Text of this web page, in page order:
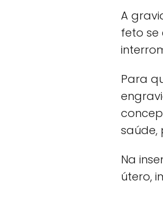
A
feto se
Para
saúde,
Na
útero,